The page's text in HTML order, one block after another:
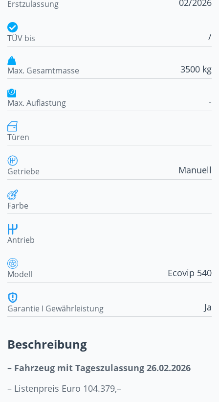
Erstzulassung 02/2026
TÜV bis /
Max. Gesamtmasse 3500 kg
Max. Auflastung -
Türen
Getriebe Manuell
Farbe
Antrieb
Modell Ecovip 540
Garantie I Gewährleistung Ja
Beschreibung
– Fahrzeug mit Tageszulassung 26.02.2026
– Listenpreis Euro 104.379,–